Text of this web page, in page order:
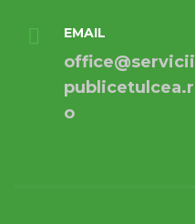
EMAIL
office@servicii
publicetulcea.r
o